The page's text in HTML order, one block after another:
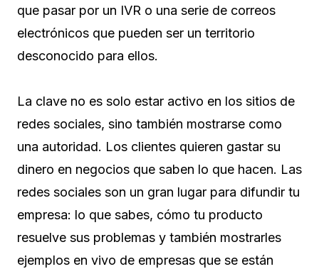
que pasar por un IVR o una serie de correos
electrónicos que pueden ser un territorio
desconocido para ellos.
La clave no es solo estar activo en los sitios de
redes sociales, sino también mostrarse como
una autoridad. Los clientes quieren gastar su
dinero en negocios que saben lo que hacen. Las
redes sociales son un gran lugar para difundir tu
empresa: lo que sabes, cómo tu producto
resuelve sus problemas y también mostrarles
ejemplos en vivo de empresas que se están